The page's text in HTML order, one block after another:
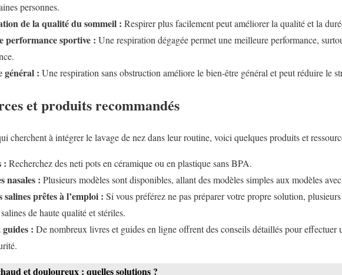
personnes.
de la qualité du sommeil : Respirer plus facilement peut améliorer la qualité et la
performance sportive : Une respiration dégagée permet une meilleure performance,
général : Une respiration sans obstruction améliore le bien-être général et peut réduire le
et produits recommandés
cherchent à intégrer le lavage de nez dans leur routine, voici quelques produits et
: Recherchez des neti pots en céramique ou en plastique sans BPA.
nasales : Plusieurs modèles sont disponibles, allant des modèles simples aux modèles
salines prêtes à l’emploi : Si vous préférez ne pas préparer votre propre solution,
de haute qualité et stériles.
: De nombreux livres et guides en ligne offrent des conseils détaillés pour effectuer
et douloureux : quelles solutions ?